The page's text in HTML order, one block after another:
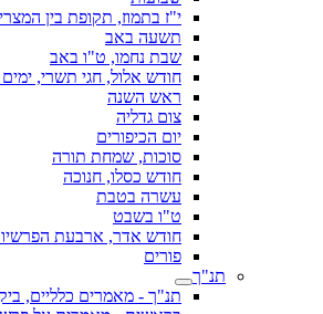
י"ז בתמוז, תקופת בין
תשעה באב
שבת נחמו, ט"ו באב
חודש אלול, חגי תשרי, ימים
ראש השנה
צום גדליה
יום הכיפורים
סוכות, שמחת תורה
חודש כסלו, חנוכה
עשרה בטבת
ט"ו בשבט
חודש אדר, ארבעת
פורים
תנ"ך
תנ"ך - מאמרים כלליים,